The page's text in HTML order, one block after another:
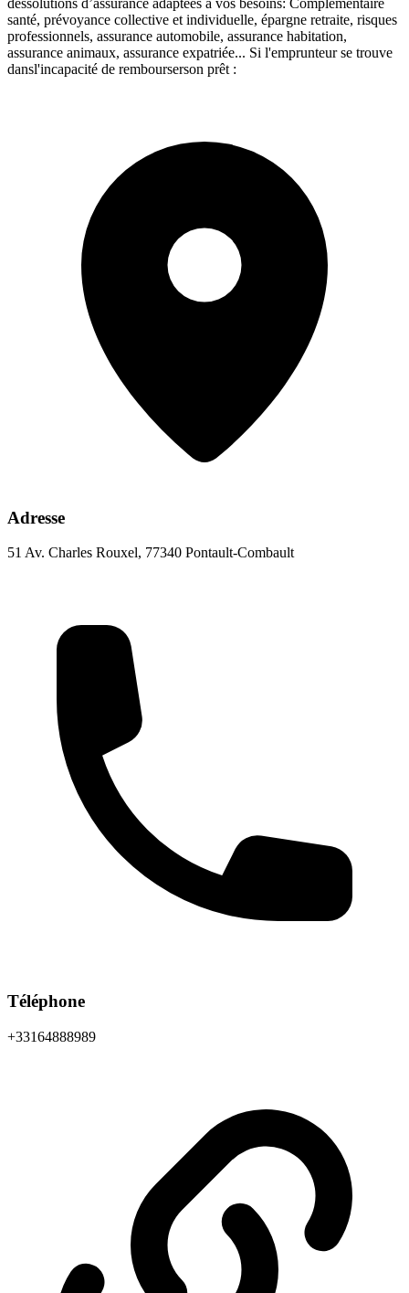
santé, prévoyance collective et individuelle, épargne retraite, risques
professionnels, assurance automobile, assurance habitation,
assurance animaux, assurance expatriée... Si l'emprunteur se trouve
dansl'incapacité de rembourserson prêt :
Adresse
51 Av. Charles Rouxel, 77340 Pontault-Combault
Téléphone
+33164888989